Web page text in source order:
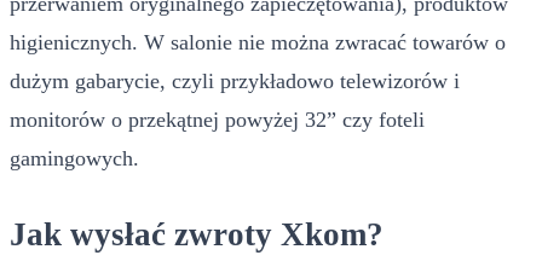
higienicznych. W salonie nie można zwracać towarów o
dużym gabarycie, czyli przykładowo telewizorów i
monitorów o przekątnej powyżej 32” czy foteli
gamingowych.
Jak wysłać zwroty Xkom?